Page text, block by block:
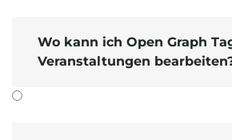
Wo kann ich Open Graph
Veranstaltungen